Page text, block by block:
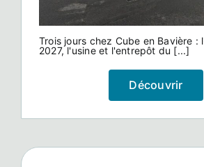
Trois jours chez Cube en Bavière :
2027, l'usine et l'entrepôt du [...]
Découvrir